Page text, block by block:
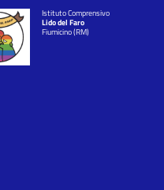
Istituto Comprensivo
Lido del Faro
Fiumicino (RM)